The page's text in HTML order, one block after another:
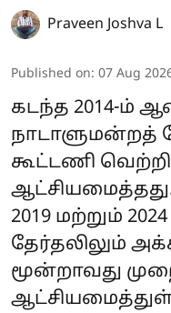
Praveen Joshva L
Published on: 07 Aug
கடந்த 2014-ம்
நாடாளுமன்றத்
கூட்டணி
2019 மற்றும்
தேர்தலிலும்
மூன்றாவது